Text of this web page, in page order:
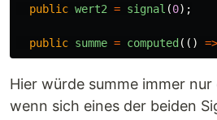
public wert2 = signal (0);
public summe = computed (() =>
Hier würde summe immer
wenn sich eines der beiden